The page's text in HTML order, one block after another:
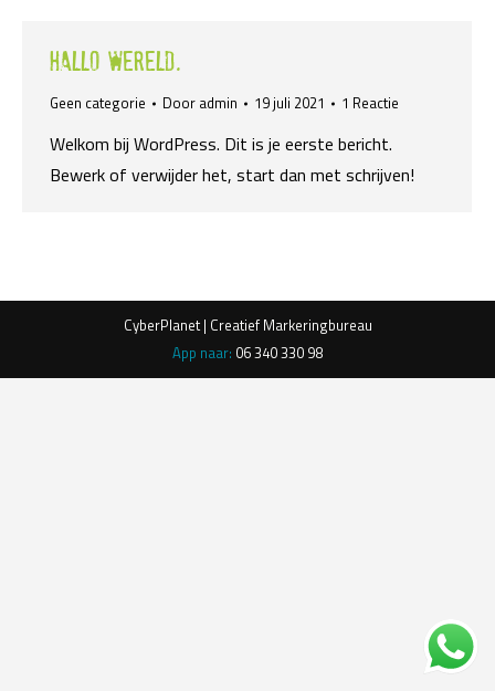
Hallo wereld.
Geen categorie Door admin 19 juli 2021 1 Reactie
Welkom bij WordPress. Dit is je eerste bericht.
Bewerk of verwijder het, start dan met schrijven!
CyberPlanet | Creatief Markeringbureau
App naar: 06 340 330 98